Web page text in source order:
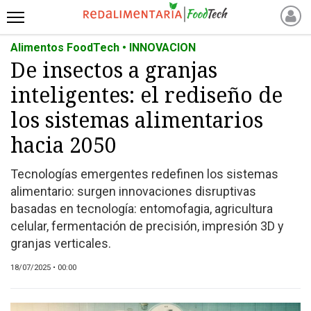
INICIO
NOTICIAS RECIENTES
NOTICIAS
PROTEÍNAS
ALTERNATIVAS
ANIMAL FREE
FOODTECH
OTROS INGREDIENTES
QUIÉNES SOMOS
MARKETPLACE
Alimentos FoodTech • INNOVACION
De insectos a granjas
inteligentes: el rediseño de
los sistemas alimentarios
hacia 2050
Tecnologías emergentes redefinen los sistemas
alimentario: surgen innovaciones disruptivas
basadas en tecnología: entomofagia, agricultura
celular, fermentación de precisión, impresión 3D y
granjas verticales.
18/07/2025 • 00:00